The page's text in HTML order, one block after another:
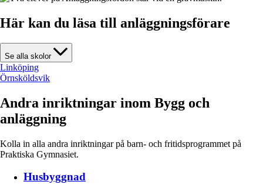
Här kan du läsa till anläggningsförare
Se alla skolor
Linköping
Örnsköldsvik
Andra inriktningar inom Bygg och
anläggning
Kolla in alla andra inriktningar på barn- och fritidsprogrammet på
Praktiska Gymnasiet.
Husbyggnad